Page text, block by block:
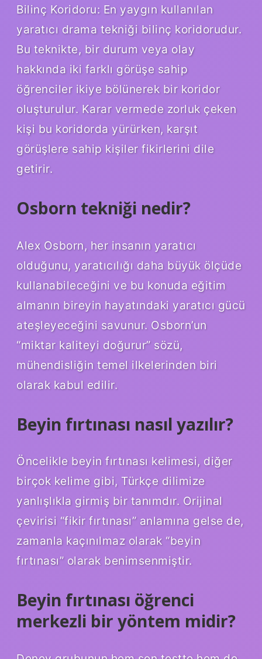
Bilinç Koridoru: En yaygın kullanılan
yaratıcı drama tekniği bilinç koridorudur.
Bu teknikte, bir durum veya olay
hakkında iki farklı görüşe sahip
öğrenciler ikiye bölünerek bir koridor
oluşturulur. Karar vermede zorluk çeken
kişi bu koridorda yürürken, karşıt
görüşlere sahip kişiler fikirlerini dile
getirir.
Osborn tekniği nedir?
Alex Osborn, her insanın yaratıcı
olduğunu, yaratıcılığı daha büyük ölçüde
kullanabileceğini ve bu konuda eğitim
almanın bireyin hayatındaki yaratıcı gücü
ateşleyeceğini savunur. Osborn’un
“miktar kaliteyi doğurur” sözü,
mühendisliğin temel ilkelerinden biri
olarak kabul edilir.
Beyin fırtınası nasıl yazılır?
Öncelikle beyin fırtınası kelimesi, diğer
birçok kelime gibi, Türkçe dilimize
yanlışlıkla girmiş bir tanımdır. Orijinal
çevirisi “fikir fırtınası” anlamına gelse de,
zamanla kaçınılmaz olarak “beyin
fırtınası” olarak benimsenmiştir.
Beyin fırtınası öğrenci
merkezli bir yöntem midir?